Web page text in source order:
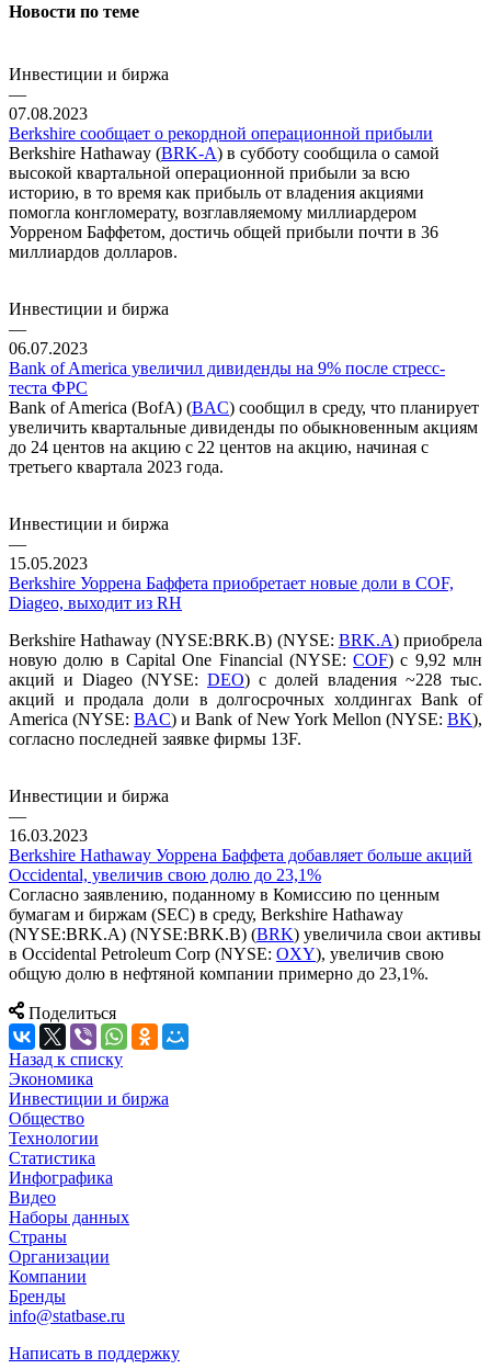
Новости по теме
Инвестиции и биржа
—
07.08.2023
Berkshire сообщает о рекордной операционной прибыли
Berkshire Hathaway (BRK-A) в субботу сообщила о самой
высокой квартальной операционной прибыли за всю
историю, в то время как прибыль от владения акциями
помогла конгломерату, возглавляемому миллиардером
Уорреном Баффетом, достичь общей прибыли почти в 36
миллиардов долларов.
Инвестиции и биржа
—
06.07.2023
Bank of America увеличил дивиденды на 9% после стресс-
теста ФРС
Bank of America (BofA) (BAC) сообщил в среду, что планирует
увеличить квартальные дивиденды по обыкновенным акциям
до 24 центов на акцию с 22 центов на акцию, начиная с
третьего квартала 2023 года.
Инвестиции и биржа
—
15.05.2023
Berkshire Уоррена Баффета приобретает новые доли в COF,
Diageo, выходит из RH
Berkshire Hathaway (NYSE:BRK.B) (NYSE: BRK.A) приобрела
новую долю в Capital One Financial (NYSE:COF) с 9,92 млн
акций и Diageo (NYSE: DEO) с долей владения ~228 тыс.
акций и продала доли в долгосрочных холдингах Bank of
America (NYSE:BAC) и Bank of New York Mellon (NYSE:BK),
согласно последней заявке фирмы 13F.
Инвестиции и биржа
—
16.03.2023
Berkshire Hathaway Уоррена Баффета добавляет больше акций
Occidental, увеличив свою долю до 23,1%
Согласно заявлению, поданному в Комиссию по ценным
бумагам и биржам (SEC) в среду, Berkshire Hathaway
(NYSE:BRK.A) (NYSE:BRK.B) (BRK) увеличила свои активы
в Occidental Petroleum Corp (NYSE: OXY), увеличив свою
общую долю в нефтяной компании примерно до 23,1%.
Поделиться
Назад к списку
Экономика
Инвестиции и биржа
Общество
Технологии
Cтатистика
Инфографика
Видео
Наборы данных
Страны
Организации
Компании
Бренды
info@statbase.ru
Написать в поддержку